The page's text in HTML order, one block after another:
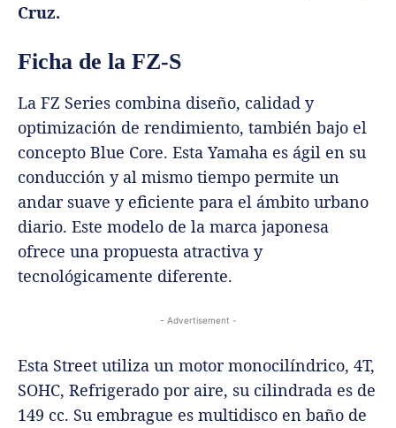
Cruz.
Ficha de la FZ-S
La FZ Series combina diseño, calidad y
optimización de rendimiento, también bajo el
concepto Blue Core. Esta Yamaha es ágil en su
conducción y al mismo tiempo permite un
andar suave y eficiente para el ámbito urbano
diario. Este modelo de la marca japonesa
ofrece una propuesta atractiva y
tecnológicamente diferente.
- Advertisement -
Esta Street utiliza un motor monocilíndrico, 4T,
SOHC, Refrigerado por aire, su cilindrada es de
149 cc. Su embrague es multidisco en baño de